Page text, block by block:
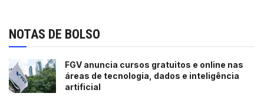
NOTAS DE BOLSO
FGV anuncia cursos gratuitos e online nas
áreas de tecnologia, dados e inteligência
artificial